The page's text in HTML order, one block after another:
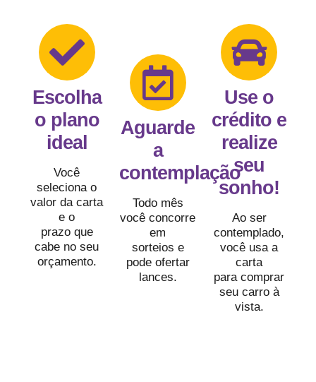
Escolha
o plano
ideal
Você
seleciona o
valor da carta
e o
prazo que
cabe no seu
orçamento.
Aguarde
a
contemplação
Todo mês
você concorre
em
sorteios e
pode ofertar
lances.
Use o
crédito e
realize
seu
sonho!
Ao ser
contemplado,
você usa a
carta
para comprar
seu carro à
vista.